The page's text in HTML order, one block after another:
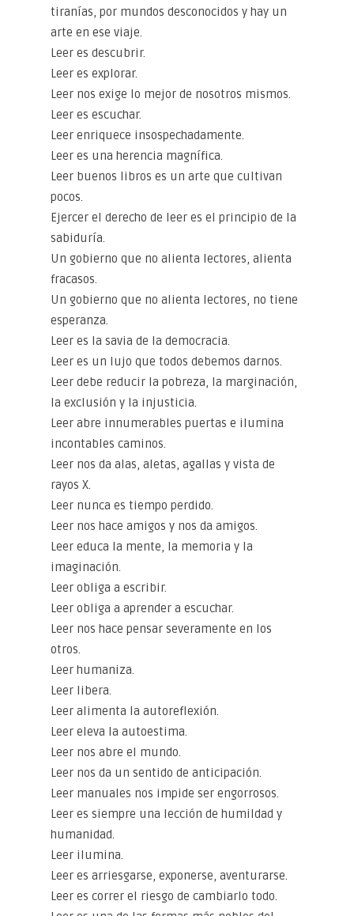
tiranías, por mundos desconocidos y hay un
arte en ese viaje.
Leer es descubrir.
Leer es explorar.
Leer nos exige lo mejor de nosotros mismos.
Leer es escuchar.
Leer enriquece insospechadamente.
Leer es una herencia magnífica.
Leer buenos libros es un arte que cultivan
pocos.
Ejercer el derecho de leer es el principio de la
sabiduría.
Un gobierno que no alienta lectores, alienta
fracasos.
Un gobierno que no alienta lectores, no tiene
esperanza.
Leer es la savia de la democracia.
Leer es un lujo que todos debemos darnos.
Leer debe reducir la pobreza, la marginación,
la exclusión y la injusticia.
Leer abre innumerables puertas e ilumina
incontables caminos.
Leer nos da alas, aletas, agallas y vista de
rayos X.
Leer nunca es tiempo perdido.
Leer nos hace amigos y nos da amigos.
Leer educa la mente, la memoria y la
imaginación.
Leer obliga a escribir.
Leer obliga a aprender a escuchar.
Leer nos hace pensar severamente en los
otros.
Leer humaniza.
Leer libera.
Leer alimenta la autoreflexión.
Leer eleva la autoestima.
Leer nos abre el mundo.
Leer nos da un sentido de anticipación.
Leer manuales nos impide ser engorrosos.
Leer es siempre una lección de humildad y
humanidad.
Leer ilumina.
Leer es arriesgarse, exponerse, aventurarse.
Leer es correr el riesgo de cambiarlo todo.